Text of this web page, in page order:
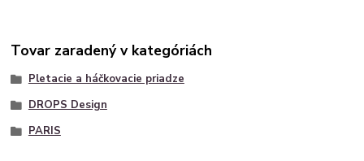
Tovar zaradený v kategóriách
Pletacie a háčkovacie priadze
DROPS Design
PARIS